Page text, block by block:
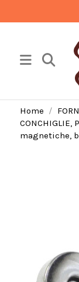
Home
CONCHIGLIE,
magnetiche,